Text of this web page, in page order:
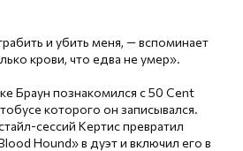
и убить меня, — вспоминает
крови, что едва не умер».
Браун познакомился с 50 Cent
которого он записывался.
сессий Кертис превратил
Hound» в дуэт и включил его в